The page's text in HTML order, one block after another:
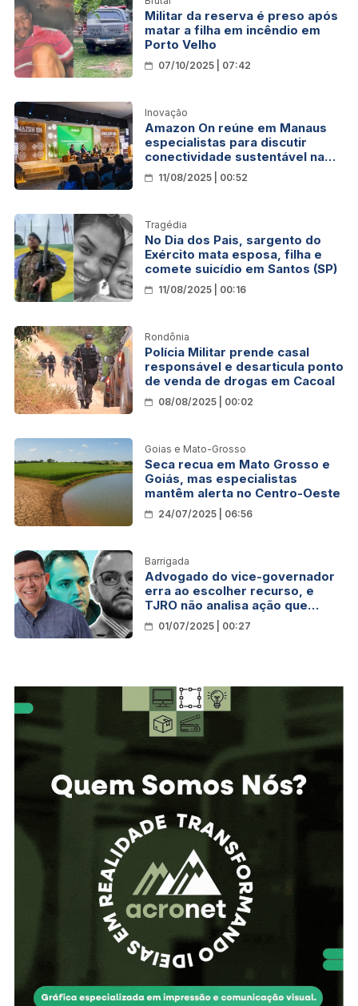
Militar da reserva é preso após
matar a filha em incêndio em
Porto Velho
07/10/2025 | 07:42
Inovação
Amazon On reúne em Manaus
especialistas para discutir
conectividade sustentável na
Amazônia
11/08/2025 | 00:52
Tragédia
No Dia dos Pais, sargento do
Exército mata esposa, filha e
comete suicídio em Santos (SP)
11/08/2025 | 00:16
Rondônia
Polícia Militar prende casal
responsável e desarticula ponto
de venda de drogas em Cacoal
08/08/2025 | 00:02
Goias e Mato-Grosso
Seca recua em Mato Grosso e
Goiás, mas especialistas
mantêm alerta no Centro-Oeste
24/07/2025 | 06:56
Barrigada
Advogado do vice-governador
erra ao escolher recurso, e
TJRO não analisa ação que
questiona emenda sobre
exercício do cargo de
01/07/2025 | 00:27